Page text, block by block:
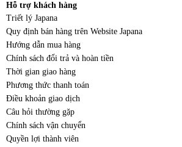
Hỗ trợ khách hàng
Triết lý Japana
Quy định bán hàng trên Website Japana
Hướng dẫn mua hàng
Chính sách đổi trả và hoàn tiền
Thời gian giao hàng
Phương thức thanh toán
Điều khoản giao dịch
Câu hỏi thường gặp
Chính sách vận chuyển
Quyền lợi thành viên